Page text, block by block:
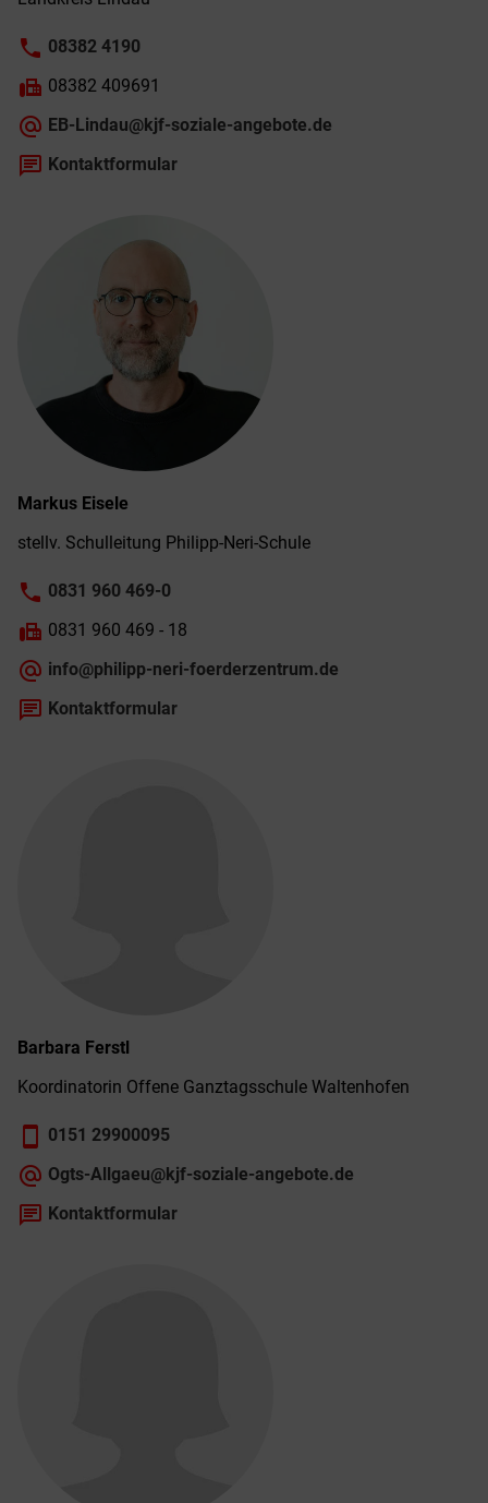
phone 08382 4190
fax 08382 409691
alternate_email EB-Lindau@kjf-soziale-angebote.de
chat Kontaktformular
Markus Eisele
stellv. Schul­leitung Philipp-­Neri-­Schule
phone 0831 960 469-0
fax 0831 960 469 - 18
alternate_email info@philipp-neri-foerderzentrum.de
chat Kontaktformular
Barbara Ferstl
Koordinatorin Offene Ganz­tags­schule Walten­hofen
smartphone 0151 29900095
alternate_email Ogts-Allgaeu@kjf-soziale-angebote.de
chat Kontaktformular